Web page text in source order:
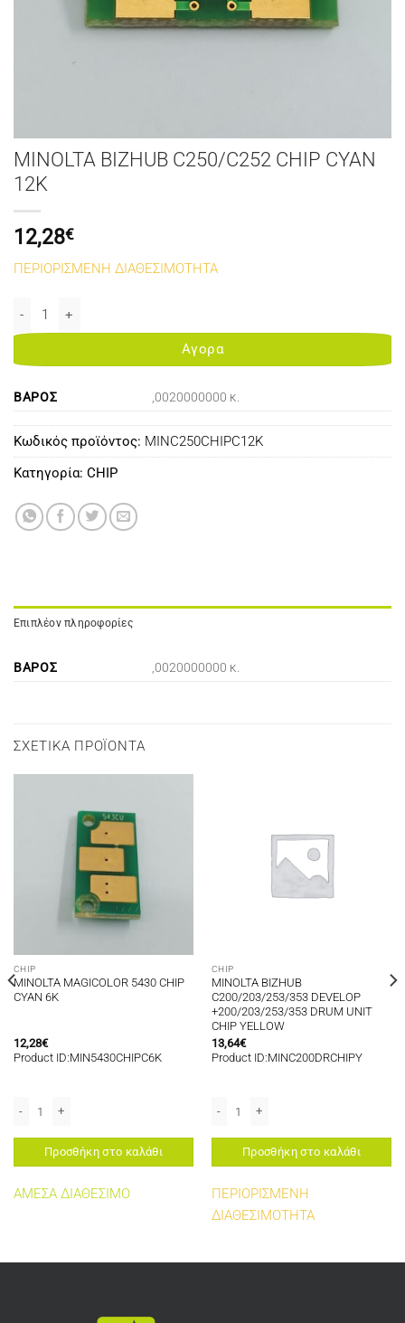
MINOLTA BIZHUB C250/C252 CHIP CYAN
12K
12,28€
ΠΕΡΙΟΡΙΣΜΕΝΗ ΔΙΑΘΕΣΙΜΟΤΗΤΑ
MINOLTA BIZHUB C250/C252 CHIP CYAN 12K ποσότητα
Αγορα
ΒΆΡΟΣ ,0020000000 κ.
Κωδικός προϊόντος: MINC250CHIPC12K
Κατηγορία: CHIP
Επιπλέον πληροφορίες
ΒΆΡΟΣ ,0020000000 κ.
ΣΧΕΤΙΚΆ ΠΡΟΪΌΝΤΑ
CHIP
MINOLTA MAGICOLOR 5430 CHIP
CYAN 6K
12,28€
Product ID:MIN5430CHIPC6K
Προσθήκη στο καλάθι
ΑΜΕΣΑ ΔΙΑΘΕΣΙΜΟ
CHIP
MINOLTA BIZHUB
C200/203/253/353 DEVELOP
+200/203/253/353 DRUM UNIT
CHIP YELLOW
13,64€
Product ID:MINC200DRCHIPY
Προσθήκη στο καλάθι
ΠΕΡΙΟΡΙΣΜΕΝΗ
ΔΙΑΘΕΣΙΜΟΤΗΤΑ